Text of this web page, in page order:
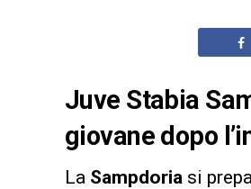
Juve Stabia
giovane dopo
La Sampdoria si